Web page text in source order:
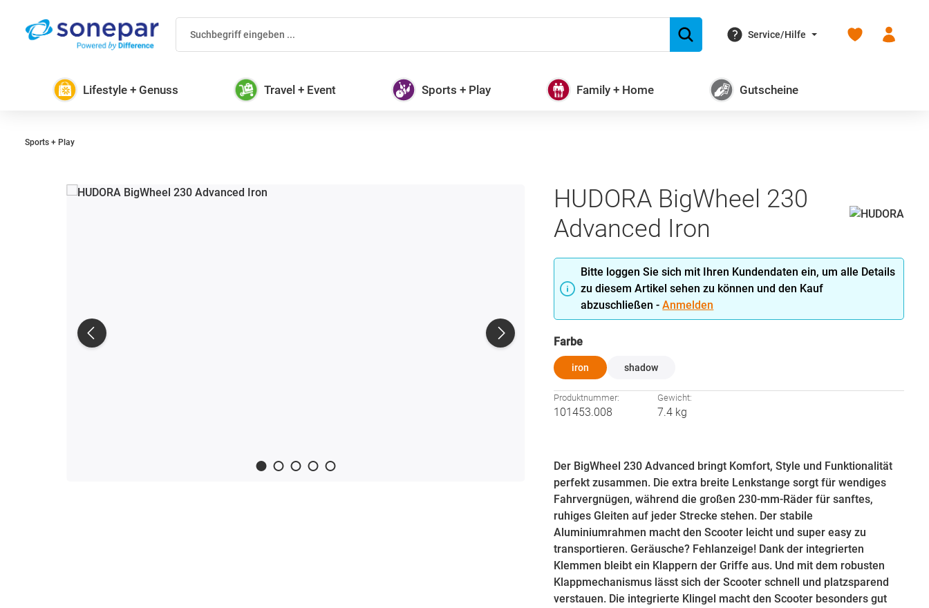
Hauptinhalt springen
Zur Suche springen
Zur Hauptnavigation springen
Service/Hilfe
Du hast 0
Lifestyle + Genuss Travel + Event Sports + Play Family + Home Gutscheine
Sports + Play
HUDORA BigWheel 230
Advanced Iron
Bitte loggen Sie sich mit Ihren Kundendaten ein, um alle Details
zu diesem Artikel sehen zu können und den Kauf
abzuschließen -Anmelden
Farbeauswählen
iron shadow
Produktnummer:
101453.008
Gewicht:
7.4 kg
Der BigWheel 230 Advanced bringt Komfort, Style und Funktionalität
perfekt zusammen. Die extra breite Lenkstange sorgt für wendiges
Fahrvergnügen, während die großen 230-mm-Räder für sanftes,
ruhiges Gleiten auf jeder Strecke stehen. Der stabile
Aluminiumrahmen macht den Scooter leicht und super easy zu
transportieren. Geräusche? Fehlanzeige! Dank der integrierten
Klemmen bleibt ein Klappern der Griffe aus. Und mit dem robusten
Klappmechanismus lässt sich der Scooter schnell und platzsparend
verstauen. Die integrierte Klingel macht den Scooter besonders gut